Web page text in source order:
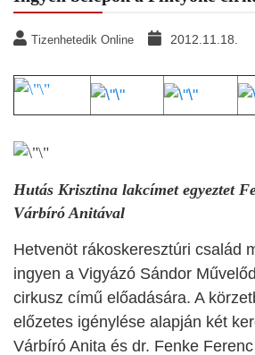
Tizenhetedik Online 2012.11.18.
Hutás Krisztina lakcímet egyeztet
Várbíró Anitával
Hetvenöt rákoskeresztúri család
ingyen a Vigyázó Sándor
cirkusz című előadására. A
előzetes igénylése alapján két
Várbíró Anita és dr. Fenke